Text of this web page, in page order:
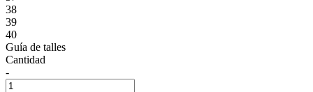
38
39
40
Guía de talles
Cantidad
-